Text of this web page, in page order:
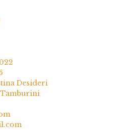
Desideri
Tamburini